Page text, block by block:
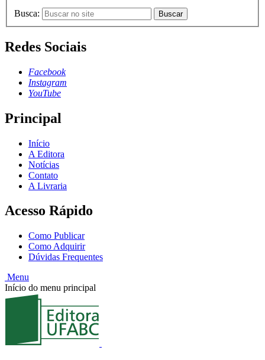
Busca: Buscar
Redes Sociais
Facebook
Instagram
YouTube
Principal
Início
A Editora
Notícias
Contato
A Livraria
Acesso Rápido
Como Publicar
Como Adquirir
Dúvidas Frequentes
Menu
Início do menu principal